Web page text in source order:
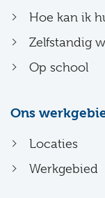
Hoe kan ik
Zelfstandig
Op school
Ons
Locaties
Werkgebied